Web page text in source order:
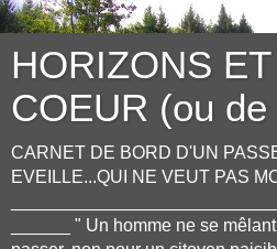
HORIZONS
COEUR (ou de
CARNET DE BORD D'UN
EVEILLE...QUI NE VEUT PAS
______ " Un homme ne se